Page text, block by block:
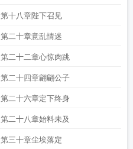
第十八章陛下召见
第二十章意乱情迷
第二十二章心惊肉跳
第二十四章翩翩公子
第二十六章定下终身
第二十八章始料未及
第三十章尘埃落定